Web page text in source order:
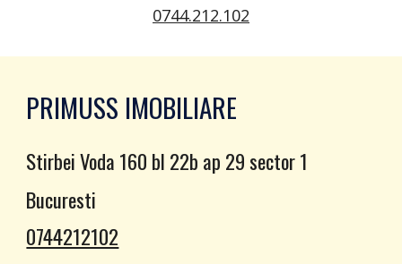
0744.212.102
PRIMUSS IMOBILIARE
Stirbei Voda 160 bl 22b ap 29 sector 1
Bucuresti
0744212102